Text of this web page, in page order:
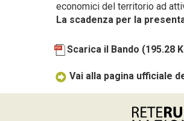
economici del territorio ad
La scadenza per la
Scarica il Bando (195.28
Vai alla pagina ufficiale